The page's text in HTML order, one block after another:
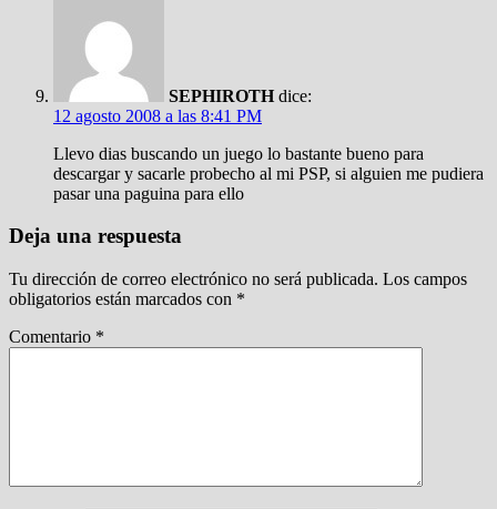
SEPHIROTH dice:
12 agosto 2008 a las 8:41 PM
Llevo dias buscando un juego lo bastante bueno para
descargar y sacarle probecho al mi PSP, si alguien me pudiera
pasar una paguina para ello
Deja una respuesta
Tu dirección de correo electrónico no será publicada. Los campos
obligatorios están marcados con *
Comentario *